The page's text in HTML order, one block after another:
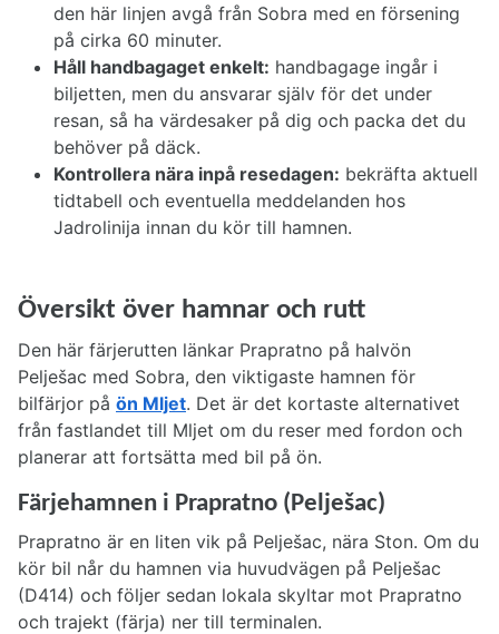
den här linjen avgå från Sobra med en försening
på cirka 60 minuter.
Håll handbagaget enkelt: handbagage ingår i
biljetten, men du ansvarar själv för det under
resan, så ha värdesaker på dig och packa det du
behöver på däck.
Kontrollera nära inpå resedagen: bekräfta aktuell
tidtabell och eventuella meddelanden hos
Jadrolinija innan du kör till hamnen.
Översikt över hamnar och rutt
Den här färjerutten länkar Prapratno på halvön
Pelješac med Sobra, den viktigaste hamnen för
bilfärjor på ön Mljet. Det är det kortaste alternativet
från fastlandet till Mljet om du reser med fordon och
planerar att fortsätta med bil på ön.
Färjehamnen i Prapratno (Pelješac)
Prapratno är en liten vik på Pelješac, nära Ston. Om du
kör bil når du hamnen via huvudvägen på Pelješac
(D414) och följer sedan lokala skyltar mot Prapratno
och trajekt (färja) ner till terminalen.